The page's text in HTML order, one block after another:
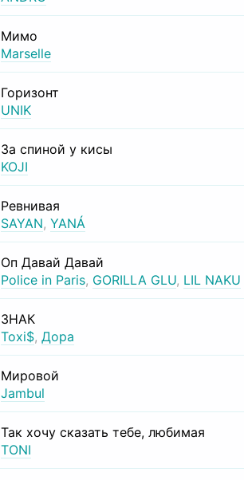
Мимо
Marselle
Горизонт
UNIK
За спиной у кисы
KOJI
Ревнивая
SAYAN, YANÁ
Оп Давай Давай
Police in Paris, GORILLA GLU, LIL NAKU
ЗНАК
Toxi$, Дора
Мировой
Jambul
Так хочу сказать тебе, любимая
TONI